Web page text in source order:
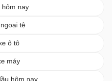
hôm nay
tệ
ô tô
máy
hôm nay